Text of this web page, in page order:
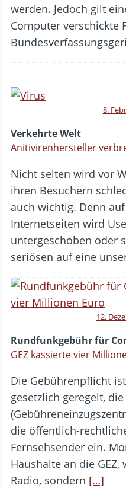
werden. Jedoch gilt
Computer verschickte
8.
Verkehrte Welt
Anitivirenhersteller
Nicht selten wird vor
ihren Besuchern
auch wichtig. Denn
Internetseiten wird
untergeschoben oder
seriösen auf eine
12.
Rundfunkgebühr für
GEZ kassierte vier
Die Gebührenpflicht
gesetzlich geregelt, die
die öffentlich-
Fernsehsender ein.
Haushalte an die
Radio, sondern […]